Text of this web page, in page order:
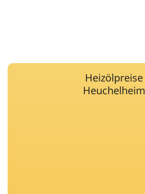
Heizölpreise
Heuchelheim